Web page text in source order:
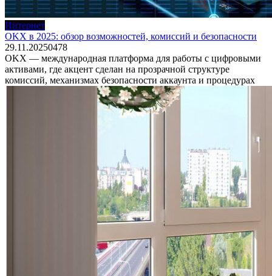
Интернет
OKX в 2025: обзор возможностей, комиссий и безопасности
29.11.20250478
OKX — международная платформа для работы с цифровыми
активами, где акцент сделан на прозрачной структуре
комиссий, механизмах безопасности аккаунта и процедурах